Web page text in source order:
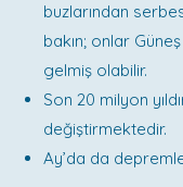
buzlarından
bakın; onlar
gelmiş olabilir.
Son 20 milyon
değiştirmektedir.
Ay’da da